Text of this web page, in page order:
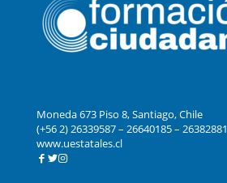
Moneda 673 Piso 8, Santiago, Chile
(+56 2) 26339587 – 26640185 – 26382881
www.uestatales.cl